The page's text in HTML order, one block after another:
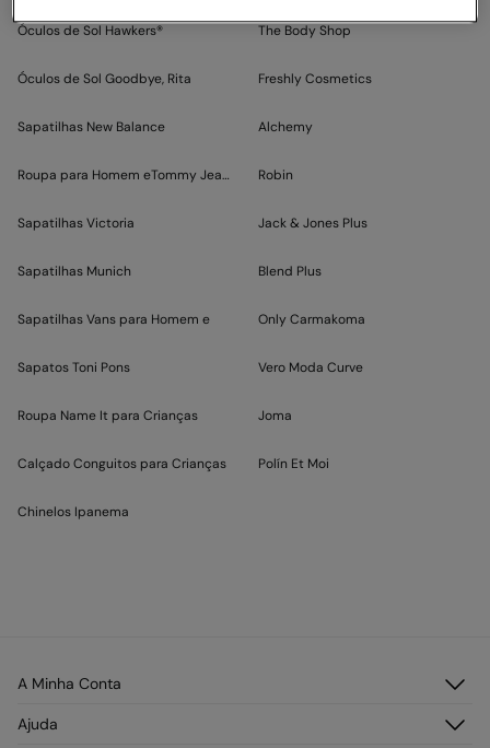
Óculos de Sol Hawkers®
Óculos de Sol Goodbye, Rita
Sapatilhas New Balance
Roupa para Homem eTommy Jeans
Sapatilhas Victoria
Sapatilhas Munich
Sapatilhas Vans para Homem e
Sapatos Toni Pons
Roupa Name It para Crianças
Calçado Conguitos para Crianças
Chinelos Ipanema
The Body Shop
Freshly Cosmetics
Alchemy
Robin
Jack & Jones Plus
Blend Plus
Only Carmakoma
Vero Moda Curve
Joma
Polín Et Moi
A Minha Conta
Registar-se
Ajuda